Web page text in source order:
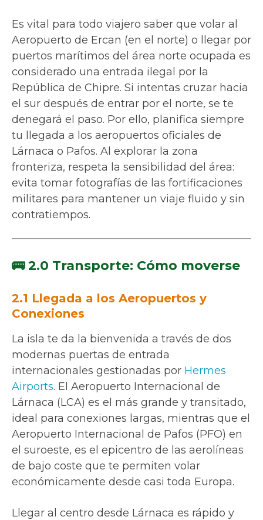
Es vital para todo viajero saber que volar al
Aeropuerto de Ercan (en el norte) o llegar por
puertos marítimos del área norte ocupada es
considerado una entrada ilegal por la
República de Chipre. Si intentas cruzar hacia
el sur después de entrar por el norte, se te
denegará el paso. Por ello, planifica siempre
tu llegada a los aeropuertos oficiales de
Lárnaca o Pafos. Al explorar la zona
fronteriza, respeta la sensibilidad del área:
evita tomar fotografías de las fortificaciones
militares para mantener un viaje fluido y sin
contratiempos.
🚌 2.0 Transporte: Cómo moverse
2.1 Llegada a los Aeropuertos y
Conexiones
La isla te da la bienvenida a través de dos
modernas puertas de entrada
internacionales gestionadas por Hermes
Airports. El Aeropuerto Internacional de
Lárnaca (LCA) es el más grande y transitado,
ideal para conexiones largas, mientras que el
Aeropuerto Internacional de Pafos (PFO) en
el suroeste, es el epicentro de las aerolíneas
de bajo coste que te permiten volar
económicamente desde casi toda Europa.
Llegar al centro desde Lárnaca es rápido y